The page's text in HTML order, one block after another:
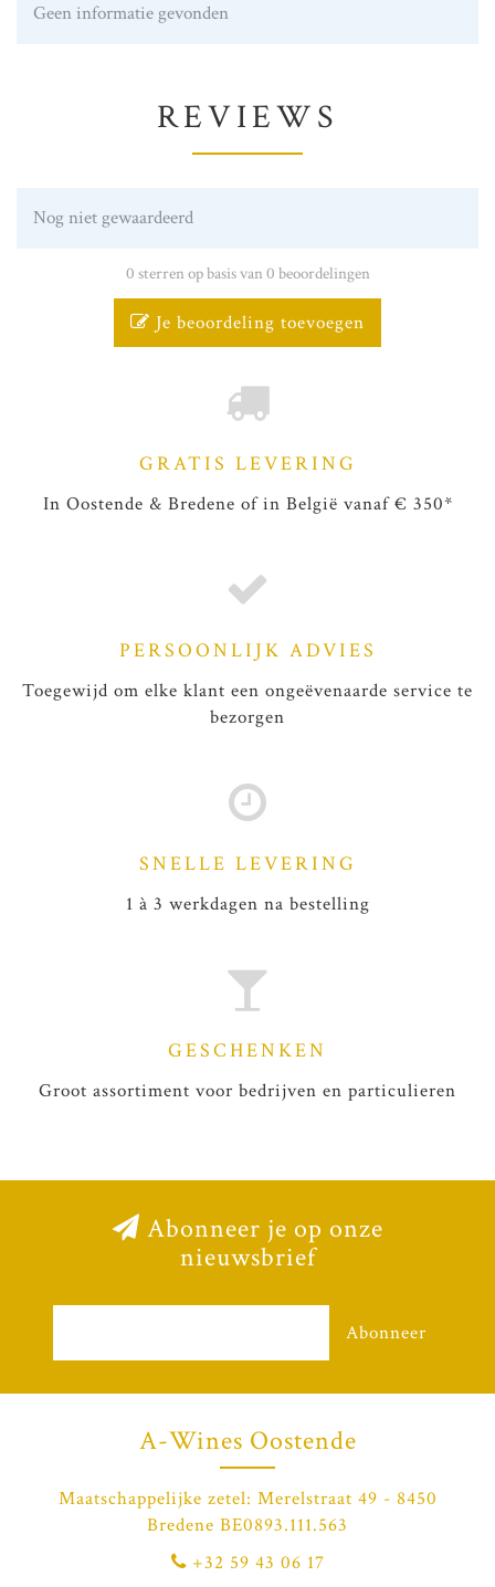
Geen informatie gevonden
REVIEWS
Nog niet gewaardeerd
0 sterren op basis van 0 beoordelingen
Je beoordeling toevoegen
GRATIS LEVERING
In Oostende & Bredene of in België vanaf € 350*
PERSOONLIJK ADVIES
Toegewijd om elke klant een ongeëvenaarde service te
bezorgen
SNELLE LEVERING
1 à 3 werkdagen na bestelling
GESCHENKEN
Groot assortiment voor bedrijven en particulieren
Abonneer je op onze
nieuwsbrief
Abonneer
A-Wines Oostende
Maatschappelijke zetel: Merelstraat 49 - 8450
Bredene BE0893.111.563
+32 59 43 06 17